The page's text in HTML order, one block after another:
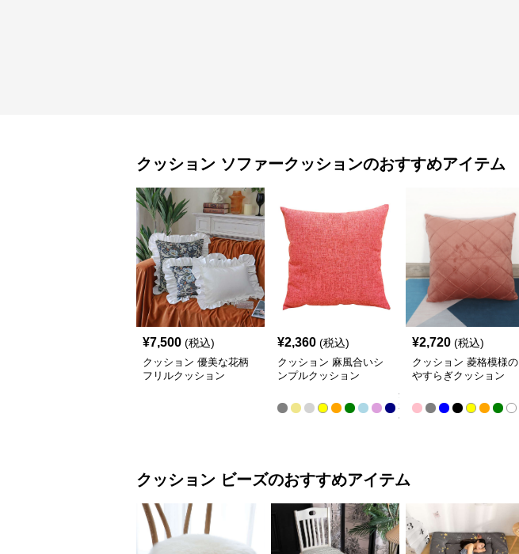
クッション ソファークッションのおすすめアイテム
¥7,500 (税込)
クッション 優美な花柄
フリルクッション
¥2,360 (税込)
クッション 麻風合いシ
ンプルクッション
全
22
色
¥2,720 (税込)
クッション 菱格模様の
やすらぎクッション
クッション ビーズのおすすめアイテム